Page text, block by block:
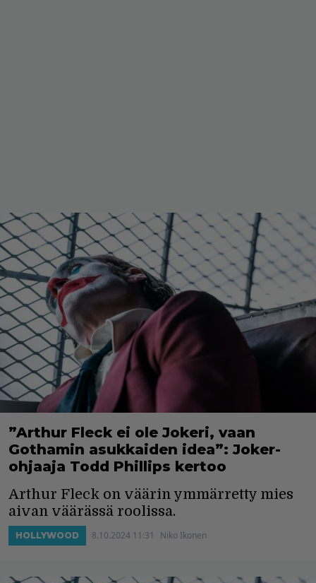
”Arthur Fleck ei ole Jokeri, vaan
Gothamin asukkaiden idea”: Joker-
ohjaaja Todd Phillips kertoo
Arthur Fleck on väärin ymmärretty mies
aivan väärässä roolissa.
HOLLYWOOD 8.10.2024 11:31 Niko Ikonen